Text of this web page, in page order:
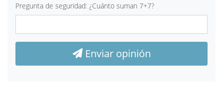
Pregunta de seguridad: ¿Cuánto suman 7+7?
Enviar opinión